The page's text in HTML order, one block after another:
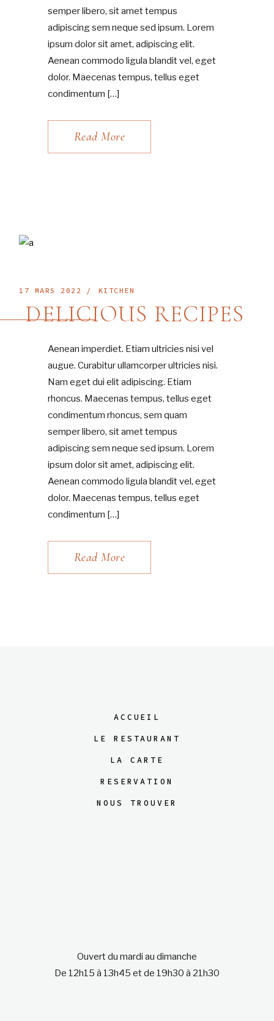
semper libero, sit amet tempus
adipiscing sem neque sed ipsum. Lorem
ipsum dolor sit amet, adipiscing elit.
Aenean commodo ligula blandit vel, eget
dolor. Maecenas tempus, tellus eget
condimentum […]
Read More
17 MARS 2022 KITCHEN
DELICIOUS RECIPES
Aenean imperdiet. Etiam ultricies nisi vel
augue. Curabitur ullamcorper ultricies nisi.
Nam eget dui elit adipiscing. Etiam
rhoncus. Maecenas tempus, tellus eget
condimentum rhoncus, sem quam
semper libero, sit amet tempus
adipiscing sem neque sed ipsum. Lorem
ipsum dolor sit amet, adipiscing elit.
Aenean commodo ligula blandit vel, eget
dolor. Maecenas tempus, tellus eget
condimentum […]
Read More
ACCUEIL
LE RESTAURANT
LA CARTE
RESERVATION
NOUS TROUVER
Ouvert du mardi au dimanche
De 12h15 à 13h45 et de 19h30 à 21h30